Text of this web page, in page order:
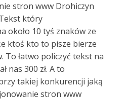
stron www Drohiczyn
który
około 10 tyś znaków ze
ktoś kto to pisze bierze
To łatwo policzyć tekst na
nas 300 zł. A to
takiej konkurencji jaką
stron www